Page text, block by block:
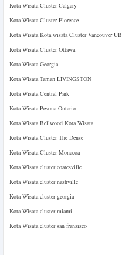
Kota Wisata Cluster Calgary
Kota Wisata Cluster Florence
Kota Wisata Kota wisata Cluster Vancouver UB
Kota Wisata Cluster Ottawa
Kota Wisata Georgia
Kota Wisata Taman LIVINGSTON
Kota Wisata Central Park
Kota Wisata Pesona Ontario
Kota Wisata Bellwood Kota Wisata
Kota Wisata Cluster The Dense
Kota Wisata Cluster Monacoa
Kota Wisata cluster coatesville
Kota Wisata cluster nashville
Kota Wisata cluster georgia
Kota Wisata cluster miami
Kota Wisata cluster san fransisco